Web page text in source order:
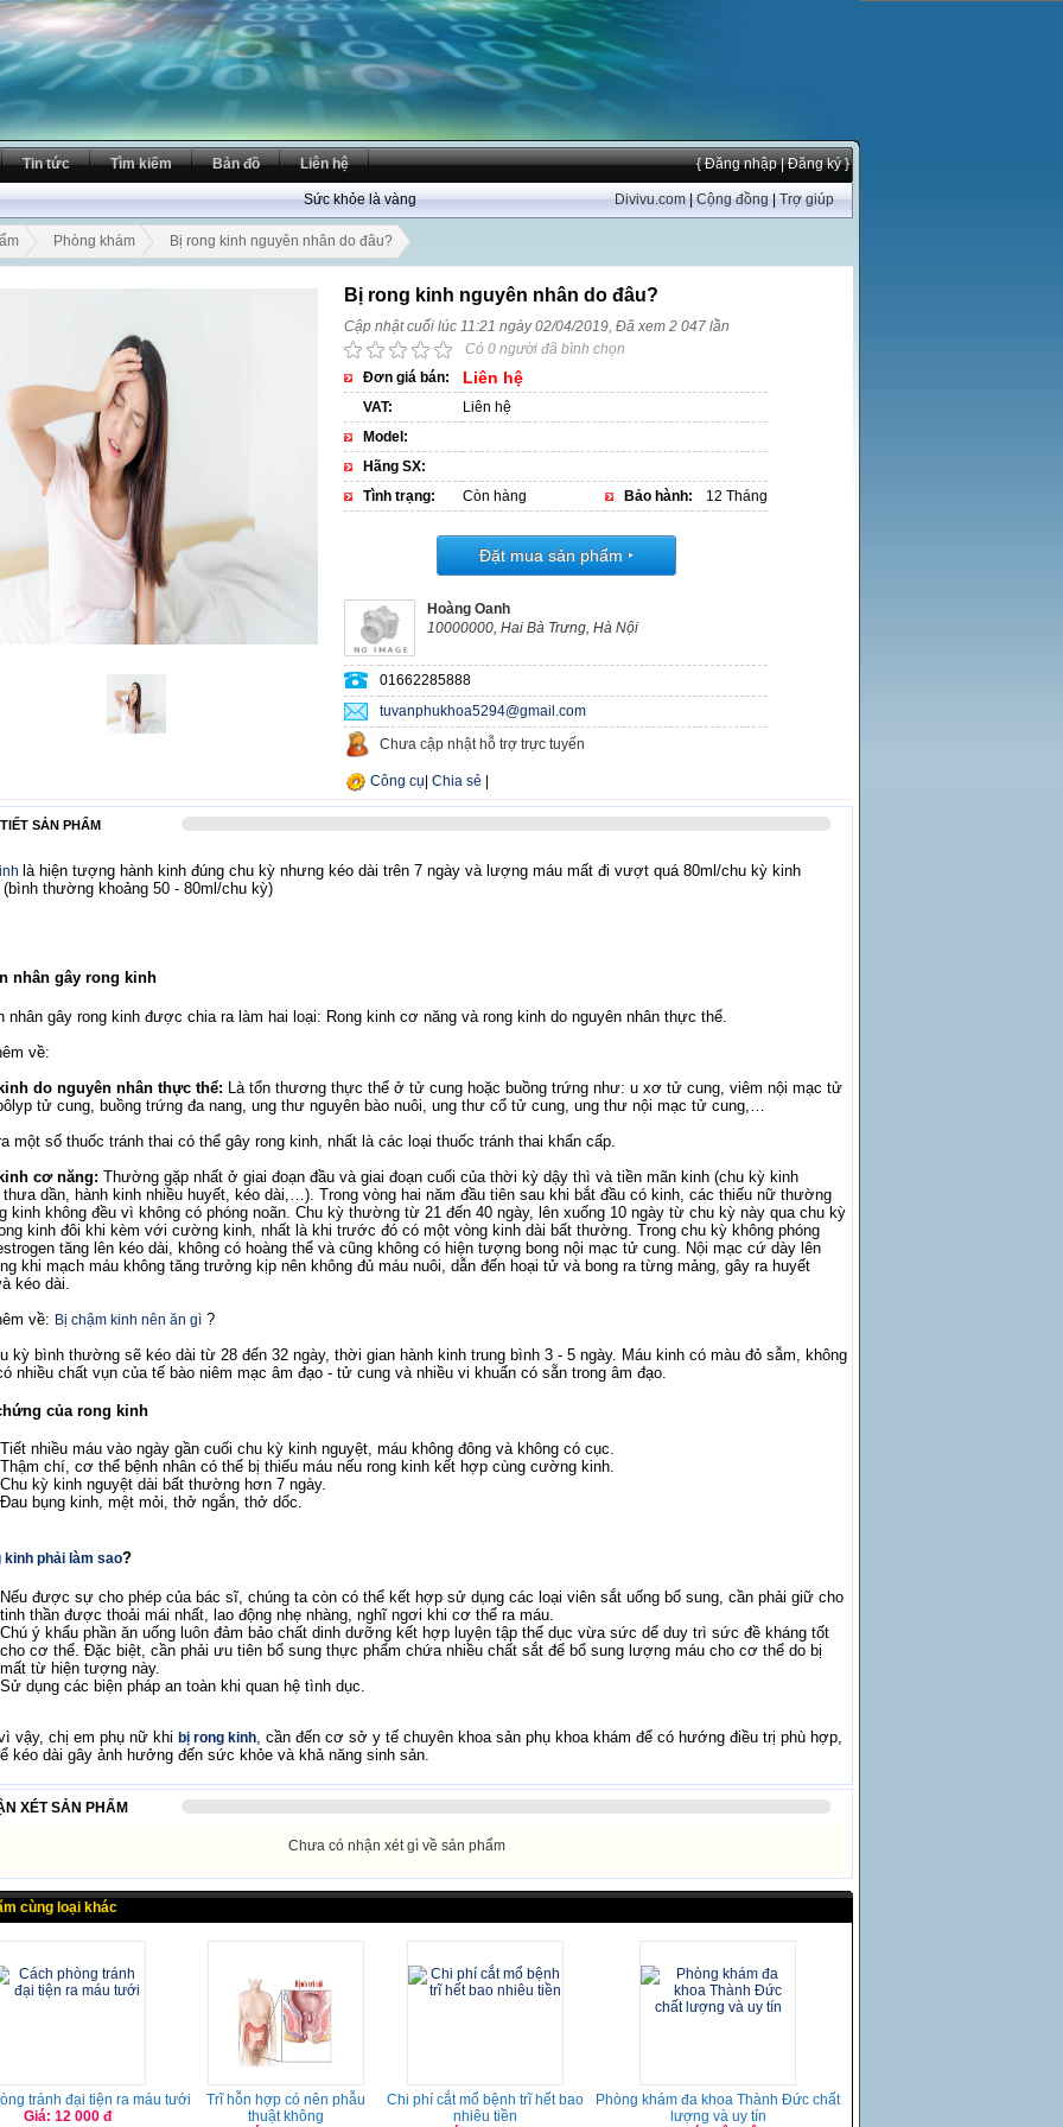
Tin tức Tìm kiếm Bản đồ Liên hệ { Đăng nhập| Đăng ký }
Divivu.com|Cộng đồng|Trợ giúp
Sức khỏe là vàng
Phòng khám Bị rong kinh nguyên nhân do đâu?
Bị rong kinh nguyên nhân do đâu?
Cập nhật cuối lúc 11:21 ngày 02/04/2019, Đã xem 2 047 lần
Có 0 người đã bình chọn
Đơn giá bán:
Liên hệ
VAT:
Liên hệ
Model:
Hãng SX:
Tình trạng:
Còn hàng Bảo hành: 12 Tháng
Đặt mua sản phẩm ‣
Hoàng Oanh
10000000, Hai Bà Trưng, Hà Nội
01662285888
tuvanphukhoa5294@gmail.com
Chưa cập nhật hỗ trợ trực tuyến
Chia sẻ
Công cụ
SẢN PHẨM
là hiện tượng hành kinh đúng chu kỳ nhưng kéo dài trên 7 ngày và lượng máu mất đi vượt quá 80ml/chu kỳ kinh
(bình thường khoảng 50 - 80ml/chu kỳ)
nhân gây rong kinh
nhân gây rong kinh được chia ra làm hai loại: Rong kinh cơ năng và rong kinh do nguyên nhân thực thể.
về:
do nguyên nhân thực thể: Là tổn thương thực thể ở tử cung hoặc buồng trứng như: u xơ tử cung, viêm nội mạc tử
tử cung, buồng trứng đa nang, ung thư nguyên bào nuôi, ung thư cổ tử cung, ung thư nội mạc tử cung,…
một số thuốc tránh thai có thể gây rong kinh, nhất là các loại thuốc tránh thai khẩn cấp.
cơ năng: Thường gặp nhất ở giai đoạn đầu và giai đoạn cuối của thời kỳ dậy thì và tiền mãn kinh (chu kỳ kinh
thưa dần, hành kinh nhiều huyết, kéo dài,…). Trong vòng hai năm đầu tiên sau khi bắt đầu có kinh, các thiếu nữ thường
kinh không đều vì không có phóng noãn. Chu kỳ thường từ 21 đến 40 ngày, lên xuống 10 ngày từ chu kỳ này qua chu kỳ
kinh đôi khi kèm với cường kinh, nhất là khi trước đó có một vòng kinh dài bất thường. Trong chu kỳ không phóng
tăng lên kéo dài, không có hoàng thể và cũng không có hiện tượng bong nội mạc tử cung. Nội mạc cứ dày lên
khi mạch máu không tăng trưởng kịp nên không đủ máu nuôi, dẫn đến hoại tử và bong ra từng mảng, gây ra huyết
kéo dài.
về: Bị chậm kinh nên ăn gì ?
kỳ bình thường sẽ kéo dài từ 28 đến 32 ngày, thời gian hành kinh trung bình 3 - 5 ngày. Máu kinh có màu đỏ sẫm, không
nhiều chất vụn của tế bào niêm mạc âm đạo - tử cung và nhiều vi khuẩn có sẵn trong âm đạo.
của rong kinh
Tiết nhiều máu vào ngày gần cuối chu kỳ kinh nguyệt, máu không đông và không có cục.
Thậm chí, cơ thể bệnh nhân có thể bị thiếu máu nếu rong kinh kết hợp cùng cường kinh.
Chu kỳ kinh nguyệt dài bất thường hơn 7 ngày.
Đau bụng kinh, mệt mỏi, thở ngắn, thở dốc.
kinh phải làm sao?
Nếu được sự cho phép của bác sĩ, chúng ta còn có thể kết hợp sử dụng các loại viên sắt uống bổ sung, cần phải giữ cho
tinh thần được thoải mái nhất, lao động nhẹ nhàng, nghĩ ngơi khi cơ thể ra máu.
Chú ý khẩu phần ăn uống luôn đảm bảo chất dinh dưỡng kết hợp luyện tập thể dục vừa sức dể duy trì sức đề kháng tốt
cho cơ thể. Đặc biệt, cần phải ưu tiên bổ sung thực phẩm chứa nhiều chất sắt để bổ sung lượng máu cho cơ thể do bị
mất từ hiện tượng này.
Sử dụng các biện pháp an toàn khi quan hệ tình dục.
vậy, chị em phụ nữ khi bị rong kinh , cần đến cơ sở y tế chuyên khoa sản phụ khoa khám để có hướng điều trị phù hợp,
kéo dài gây ảnh hưởng đến sức khỏe và khả năng sinh sản.
XÉT SẢN PHẨM
Chưa có nhận xét gì về sản phẩm
cùng loại khác
tránh đại tiện ra máu tưới
Giá: 12 000 đ
Trĩ hỗn hợp có nên phẫu
thuật không
Chi phí cắt mổ bệnh trĩ hết bao
nhiêu tiền
Phòng khám đa khoa Thành Đức chất
lượng và uy tín